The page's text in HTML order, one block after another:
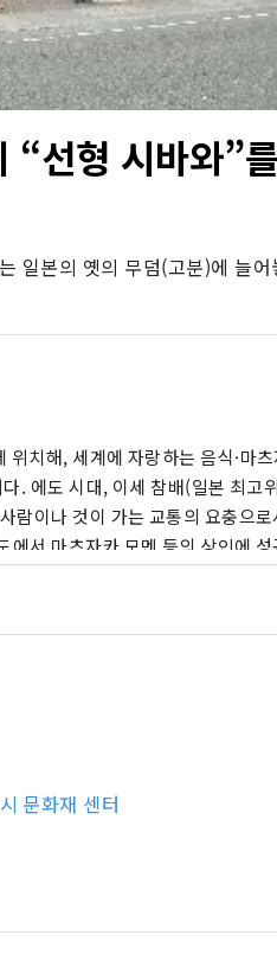
“선형 시바와”
일본의 옛의 무덤(고분)에 늘
치해, 세계에 자랑하는 음식·마
. 에도 시대, 이세 참배(일본 최고
람이나 것이 가는 교통의 요충으
에서 마츠자카 모멘 등의 상인에
문화재 센터